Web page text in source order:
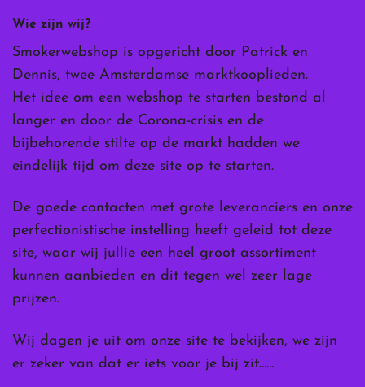
Wie zijn wij?
Smokerwebshop is opgericht door Patrick en
Dennis, twee Amsterdamse marktkooplieden.
Het idee om een webshop te starten bestond al
langer en door de Corona-crisis en de
bijbehorende stilte op de markt hadden we
eindelijk tijd om deze site op te starten.
De goede contacten met grote leveranciers en onze
perfectionistische instelling heeft geleid tot deze
site, waar wij jullie een heel groot assortiment
kunnen aanbieden en dit tegen wel zeer lage
prijzen.
Wij dagen je uit om onze site te bekijken, we zijn
er zeker van dat er iets voor je bij zit……